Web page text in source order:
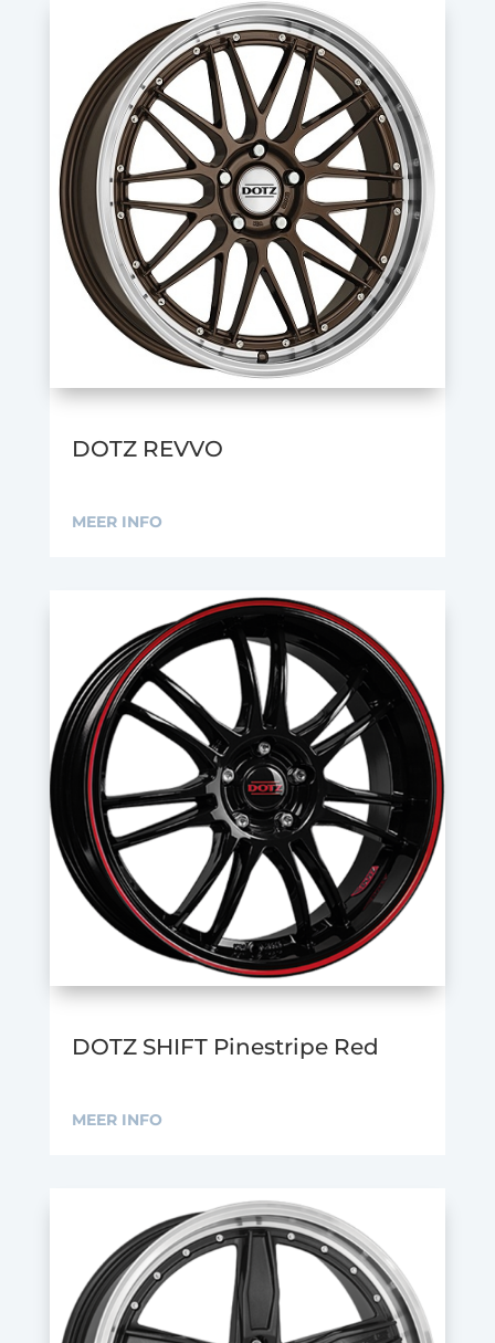
DOTZ REVVO
MEER INFO
DOTZ SHIFT Pinestripe Red
MEER INFO